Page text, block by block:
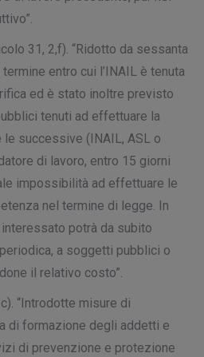
31, 2,f). “Ridotto da sessanta
entro cui l’INAIL è tenuta
ed è stato inoltre previsto
tenuti ad effettuare la
successive (INAIL, ASL o
di lavoro, entro 15 giorni
impossibilità ad effettuare le
nel termine di legge. In
potrà da subito
a soggetti pubblici o
il relativo costo”.
“Introdotte misure di
di formazione degli addetti e
di prevenzione e protezione